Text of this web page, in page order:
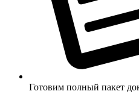
Готовим полный пакет